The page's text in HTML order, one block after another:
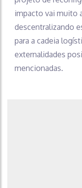
impacto vai muito
descentralizando
para a cadeia
externalidades
mencionadas.